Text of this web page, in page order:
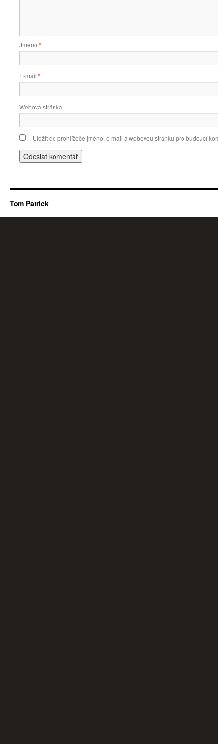
Jméno *
E-mail *
Webová stránka
Uložit do prohlížeče jméno, e-mail a webovou stránku pro budoucí
Tom Patrick